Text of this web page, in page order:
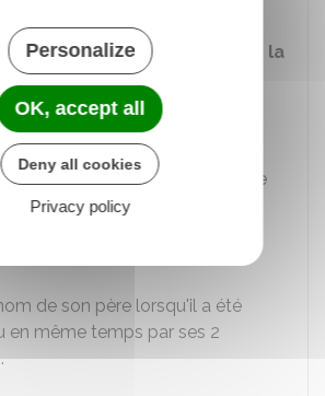
n'ont pas d'effet sur la
nom(contrairement au
le nom de votre enfant
pas dedéclaration conjointe de
porte :
de son père lorsqu'il a été
en même temps par ses 2
Personalize
OK, accept all
Deny all cookies
Privacy policy